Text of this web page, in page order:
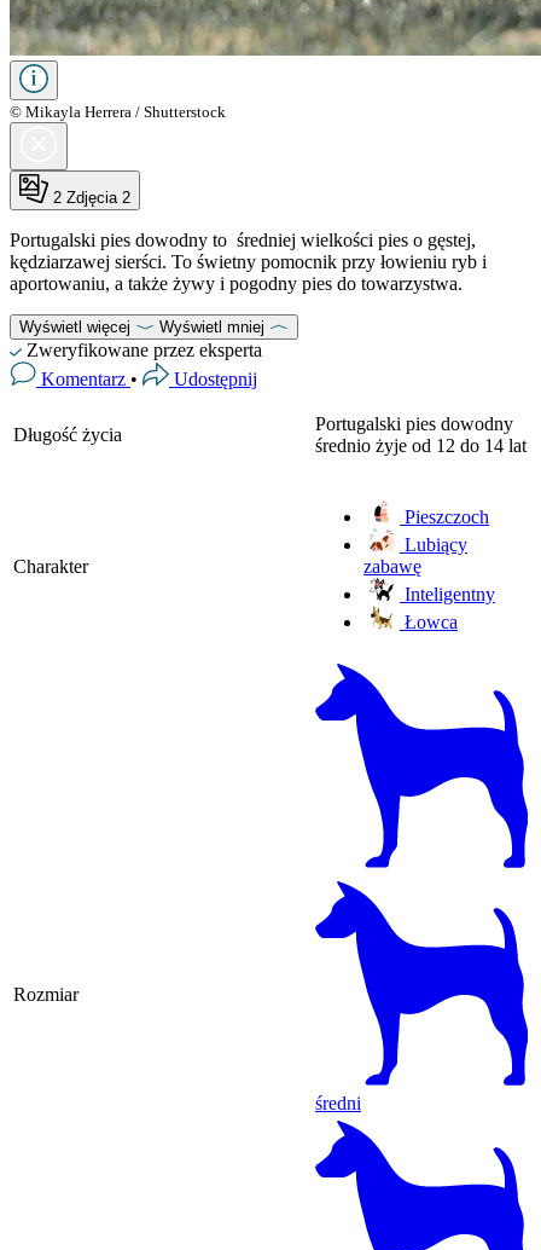
© Mikayla Herrera / Shutterstock
2 Zdjęcia 2
Portugalski pies dowodny to średniej wielkości pies o gęstej,
kędziarzawej sierści. To świetny pomocnik przy łowieniu ryb i
aportowaniu, a także żywy i pogodny pies do towarzystwa.
Wyświetl więcej Wyświetl mniej
Zweryfikowane przez eksperta
Komentarz • Udostępnij
Długość życia
Portugalski pies dowodny
średnio żyje od 12 do 14 lat
Charakter
Pieszczoch
Lubiący
zabawę
Inteligentny
Łowca
Rozmiar
średni